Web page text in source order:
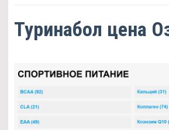
Туринабол цена